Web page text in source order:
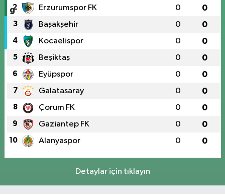
2 Erzurumspor FK 0 0
3 Başakşehir 0 0
4 Kocaelispor 0 0
5 Beşiktaş 0 0
6 Eyüpspor 0 0
7 Galatasaray 0 0
8 Çorum FK 0 0
9 Gaziantep FK 0 0
10 Alanyaspor 0 0
Detaylar için tıklayın